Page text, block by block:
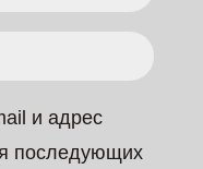
и адрес
последующих